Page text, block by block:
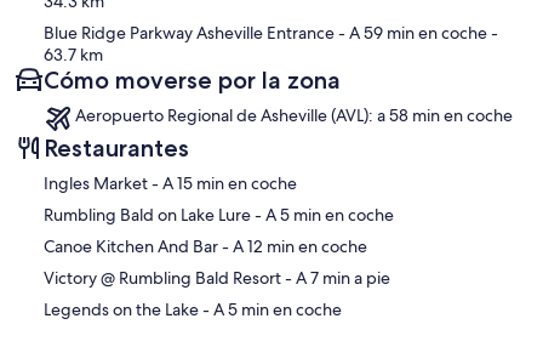
Blue Ridge Parkway Asheville Entrance- A 59 min en coche-
63.7 km
Cómo moverse por la zona
Aeropuerto Regional de Asheville (AVL): a 58 min en coche
Restaurantes
‪Ingles Market - ‬A 15 min en coche
‪Rumbling Bald on Lake Lure - ‬A 5 min en coche
‪Canoe Kitchen And Bar - ‬A 12 min en coche
‪Victory @ Rumbling Bald Resort - ‬A 7 min a pie
‪Legends on the Lake - ‬A 5 min en coche